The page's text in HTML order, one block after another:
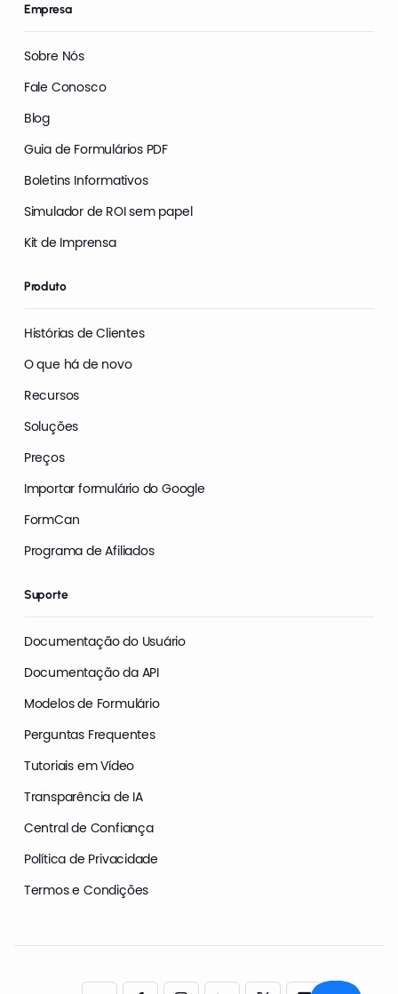
Empresa
Sobre Nós
Fale Conosco
Blog
Guia de Formulários PDF
Boletins Informativos
Simulador de ROI sem papel
Kit de Imprensa
Produto
Histórias de Clientes
O que há de novo
Recursos
Soluções
Preços
Importar formulário do Google
FormCan
Programa de Afiliados
Suporte
Documentação do Usuário
Documentação da API
Modelos de Formulário
Perguntas Frequentes
Tutoriais em Vídeo
Transparência de IA
Central de Confiança
Política de Privacidade
Termos e Condições